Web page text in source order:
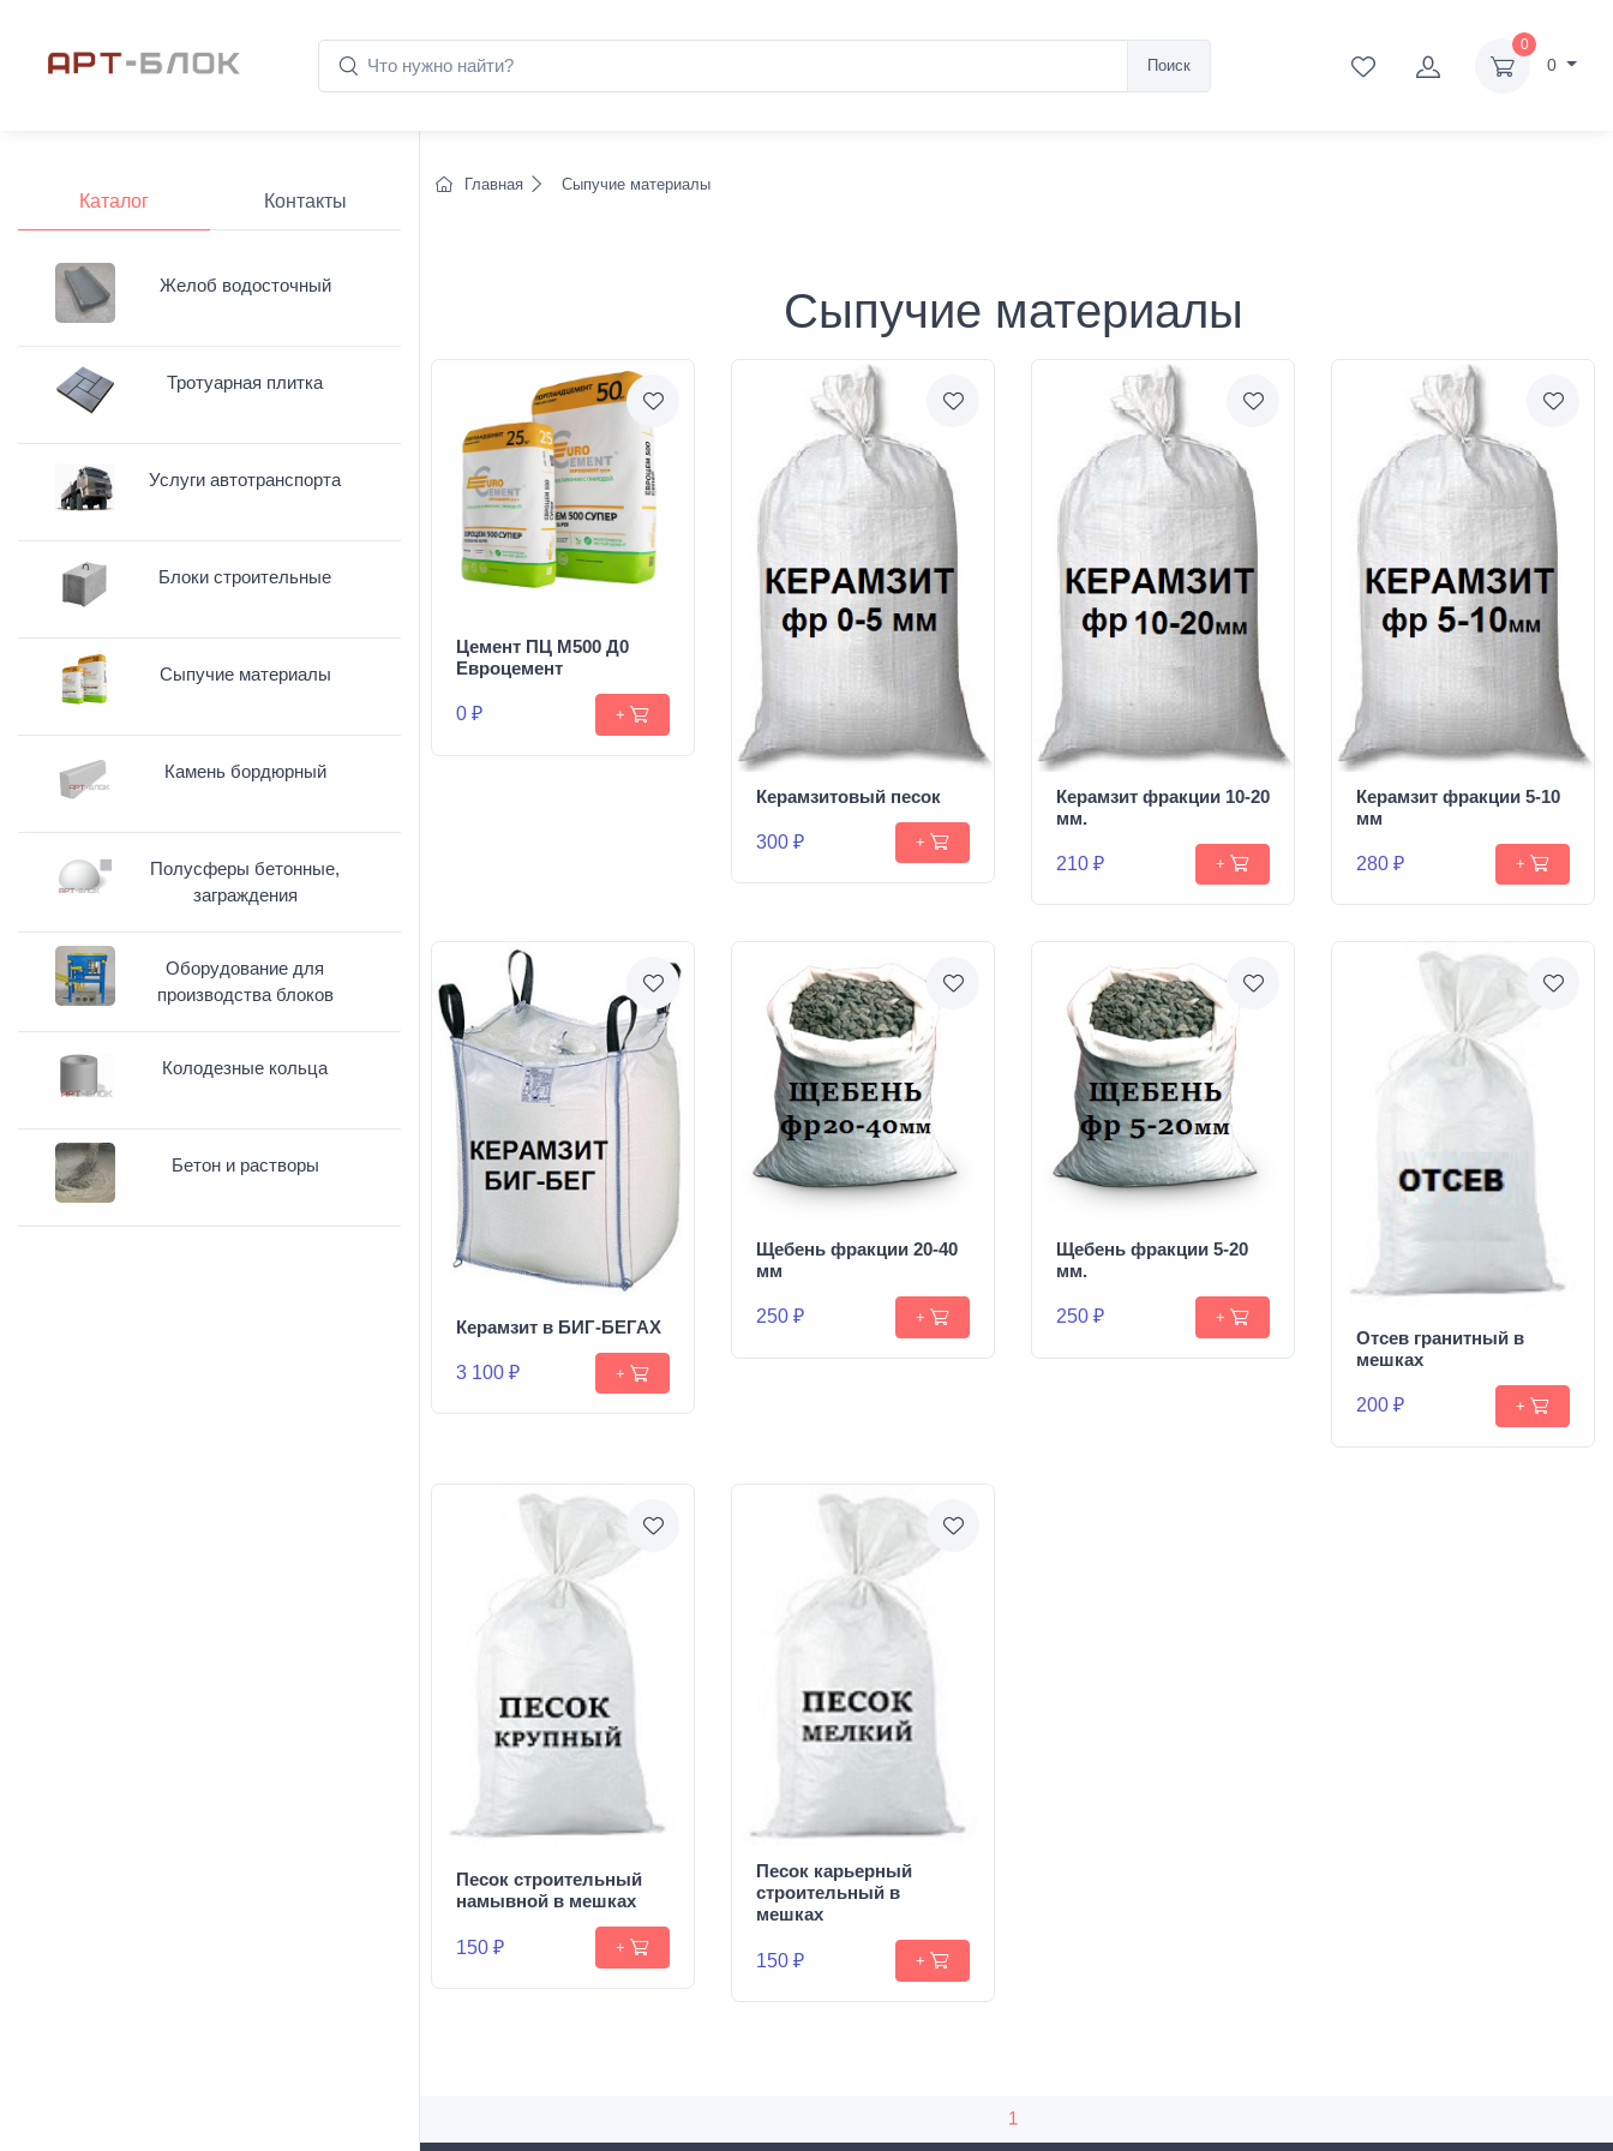
Поиск
0
0
Главная Сыпучие материалы
Сыпучие материалы
Цемент ПЦ М500 Д0
Евроцемент
0 ₽ +
Керамзитовый песок
300 ₽ +
Керамзит фракции 10-20
мм.
210 ₽ +
Керамзит фракции 5-10
мм
280 ₽ +
Керамзит в БИГ-БЕГАХ
3 100 ₽ +
Щебень фракции 20-40
мм
250 ₽ +
Щебень фракции 5-20
мм.
250 ₽ +
Отсев гранитный в
мешках
200 ₽ +
Песок строительный
намывной в мешках
150 ₽ +
Песок карьерный
строительный в
мешках
150 ₽ +
1
Каталог Контакты
Желоб водосточный
Тротуарная плитка
Услуги автотранспорта
Блоки строительные
Сыпучие материалы
Камень бордюрный
Полусферы бетонные,
заграждения
Оборудование для
производства блоков
Колодезные кольца
Бетон и растворы